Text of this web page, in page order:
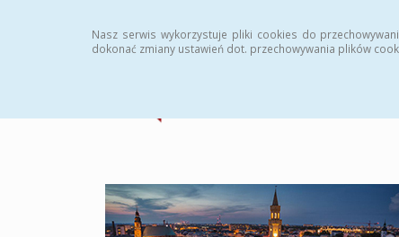
Nasz serwis wykorzystuje pliki cookies do
dokonać zmiany ustawień dot. przechowywania plików